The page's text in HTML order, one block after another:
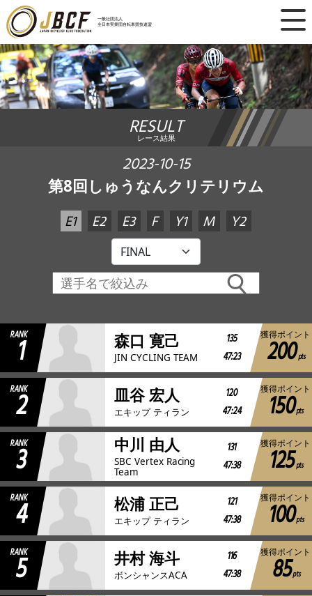
一般社団法人
全日本実業団自転車競技連盟
×
ニュース
レース日程
ランキング
レース結果
チーム・選手
競技ガイド
加盟・登録
JBCF ROAD SERIESとは
RESULT
レース結果
2023-10-15
第8回しゅうなんクリテリウム
E1 E2 E3 F Y1 M Y2
RANK
1 森口 寛己
JIN CYCLING TEAM
135
47:23
獲得ポイント
200 pts
RANK
2 皿谷 宏人
エキップ ティラン
120
47:24
獲得ポイント
150pts
RANK
3 中川 由人
SBC Vertex Racing
Team
131
47:38
獲得ポイント
125 pts
RANK
4 松浦 正己
エキップ ティラン
121
47:38
獲得ポイント
100pts
RANK
5 井村 海斗
ボンシャンスACA
116
47:38
獲得ポイント
85pts